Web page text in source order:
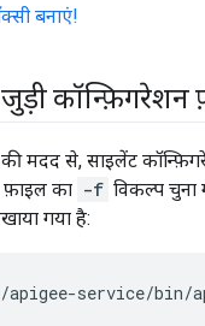
बनाएं!
कॉन्फ़िगरेशन
की मदद से, साइलेंट
फ़ाइल का -f विकल्प चुना
गया है:
apigee-service/